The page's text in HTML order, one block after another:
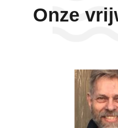
Onze